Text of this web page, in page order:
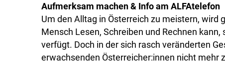
Aufmerksam machen & Info am ALFAtelefon
Um den Alltag in Österreich zu meistern,
Mensch Lesen, Schreiben und Rechnen
verfügt. Doch in der sich rasch veränderten
erwachsenden Österreicher:innen nicht mehr